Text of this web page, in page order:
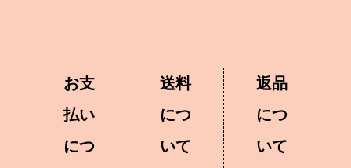
お支
払い
につ
送料
につ
いて
返品
につ
いて